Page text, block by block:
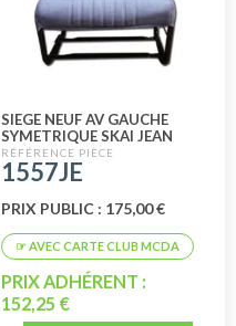
SIEGE NEUF AV GAUCHE
SYMETRIQUE SKAI JEAN
1557JE
PRIX PUBLIC : 175,00 €
PRIX ADHÉRENT :
152,25 €